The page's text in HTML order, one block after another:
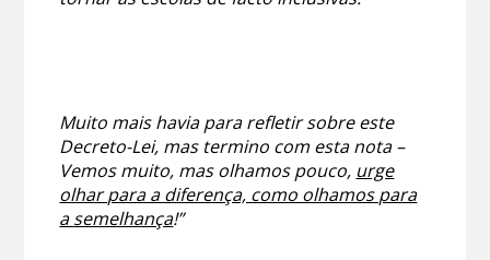
Muito mais havia para refletir sobre este
Decreto-Lei, mas termino com esta nota –
Vemos muito, mas olhamos pouco, urge
olhar para a diferença, como olhamos para
a semelhança!”